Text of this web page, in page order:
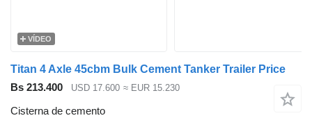
VÍDEO
Titan 4 Axle 45cbm Bulk Cement Tanker Trailer Price
Bs 213.400
USD 17.600 ≈ EUR 15.230
Cisterna de cemento